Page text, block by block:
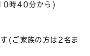
時40分から)
(ご家族の方は2名ま